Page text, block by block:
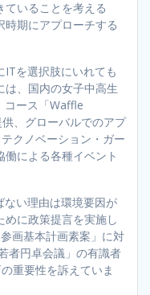
いることを考える
時期にアプローチする
ITを選択肢にいれても
は、国内の女子中高生
コース「Waffle
、グローバルでのアプ
クノベーション・ガー
による各種イベント
ない理由は環境要因が
に政策提言を実施し
画基本計画素案」に対
者円卓会議」の有識者
重要性を訴えていま